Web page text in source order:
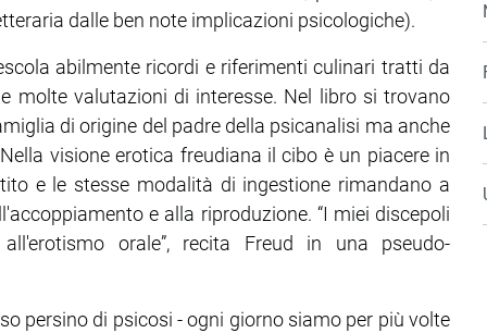
dalle ben note implicazioni psicologiche).
abilmente ricordi e riferimenti culinari tratti da
molte valutazioni di interesse. Nel libro si trovano
di origine del padre della psicanalisi ma anche
visione erotica freudiana il cibo è un piacere in
e le stesse modalità di ingestione rimandano a
e alla riproduzione. “I miei discepoli
orale”, recita Freud in una pseudo-
persino di psicosi - ogni giorno siamo per più volte